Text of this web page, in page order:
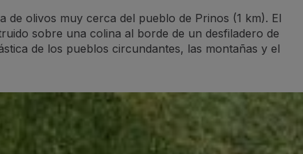
de olivos muy cerca del pueblo de Prinos (1 km). El
sobre una colina al borde de un desfiladero de
de los pueblos circundantes, las montañas y el